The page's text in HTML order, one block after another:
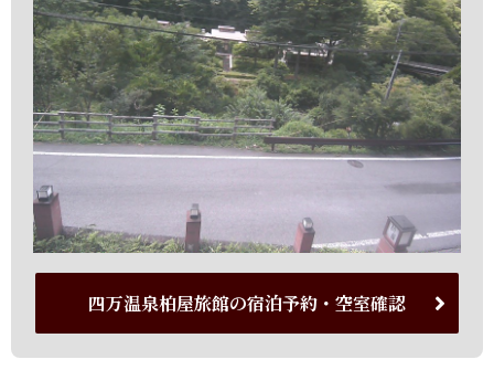
四万温泉柏屋旅館の宿泊予約・空室確認